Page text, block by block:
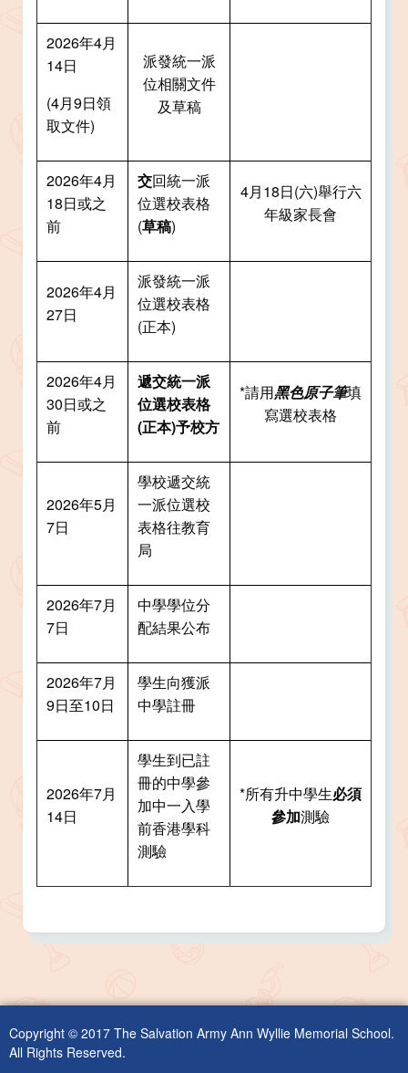
2026年4月
14日
(4月9日領
取文件)
派發統一派
位相關文件
及草稿
2026年4月
18日或之
前
交回統一派
位選校表格
(草稿)
4月18日(六)舉行六
年級家長會
2026年4月
27日
派發統一派
位選校表格
(正本)
2026年4月
30日或之
前
遞交統一派
位選校表格
(正本)予校方
*請用黑色原子筆填
寫選校表格
2026年5月
7日
學校遞交統
一派位選校
表格往教育
局
2026年7月
7日
中學學位分
配結果公布
2026年7月
9日至10日
學生向獲派
中學註冊
2026年7月
14日
學生到已註
冊的中學參
加中一入學
前香港學科
測驗
*所有升中學生必須
參加測驗
Copyright © 2017 The Salvation Army Ann Wyllie Memorial School.
All Rights Reserved.